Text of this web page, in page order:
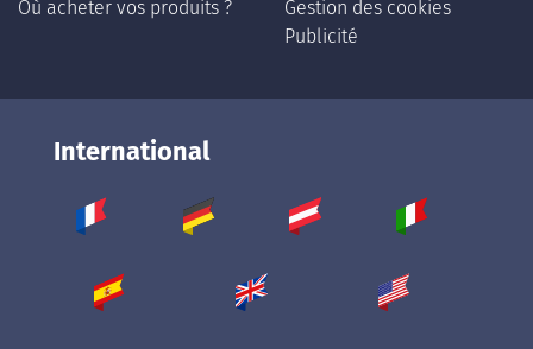
Où acheter vos produits ?
Gestion des cookies
Publicité
International